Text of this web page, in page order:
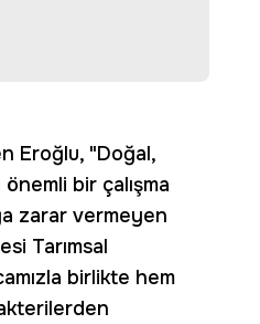
Eroğlu, "Doğal,
bir çalışma
zarar vermeyen
Tarımsal
birlikte hem